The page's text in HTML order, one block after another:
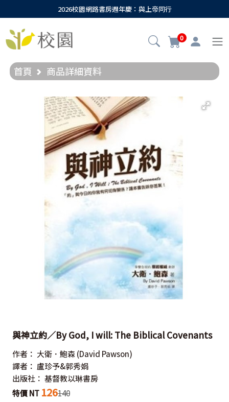
2026校園網路書房週年慶：與上帝同行
0
首頁 商品詳細資料
與神立約／By God, I will: The Biblical Covenants
作者： 大衛．鮑森 (David Pawson)
譯者： 盧珍予&郭秀娟
出版社： 基督教以琳書房
特價 NT 126140